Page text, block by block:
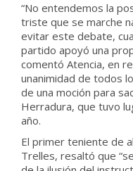
“No entendemos la
triste que se marche
evitar este debate,
partido apoyó una
comentó Atencia, en
unanimidad de todos
de una moción para
Herradura, que tuvo
año.
El primer teniente de
Trelles, resaltó que